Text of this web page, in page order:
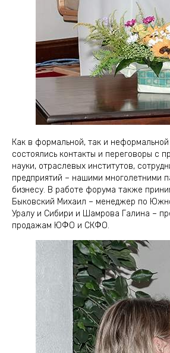
Как в формальной, так и
состоялись контакты и переговоры с
науки, отраслевых институтов,
предприятий – нашими многолетними
бизнесу. В работе форума также
Быковский Михаил – менеджер по
Уралу и Сибири и Шамрова Галина –
продажам ЮФО и СКФО.